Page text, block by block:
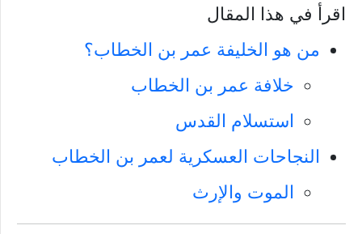
اقرأ في هذا المقال
من هو الخليفة عمر بن الخطاب؟
خلافة عمر بن الخطاب
استسلام القدس
النجاحات العسكرية لعمر بن الخطاب
الموت والإرث